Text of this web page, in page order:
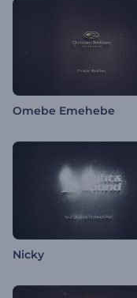
Omebe Emehebe
Nicky